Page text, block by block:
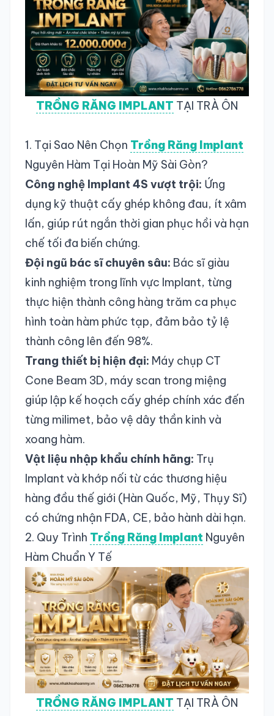
TRỒNG RĂNG IMPLANT TẠI TRÀ ÔN
1. Tại Sao Nên Chọn Trồng Răng Implant
Nguyên Hàm Tại Hoàn Mỹ Sài Gòn?
Công nghệ Implant 4S vượt trội: Ứng
dụng kỹ thuật cấy ghép không đau, ít xâm
lấn, giúp rút ngắn thời gian phục hồi và hạn
chế tối đa biến chứng.
Đội ngũ bác sĩ chuyên sâu: Bác sĩ giàu
kinh nghiệm trong lĩnh vực Implant, từng
thực hiện thành công hàng trăm ca phục
hình toàn hàm phức tạp, đảm bảo tỷ lệ
thành công lên đến 98%.
Trang thiết bị hiện đại: Máy chụp CT
Cone Beam 3D, máy scan trong miệng
giúp lập kế hoạch cấy ghép chính xác đến
từng milimet, bảo vệ dây thần kinh và
xoang hàm.
Vật liệu nhập khẩu chính hãng: Trụ
Implant và khớp nối từ các thương hiệu
hàng đầu thế giới (Hàn Quốc, Mỹ, Thụy Sĩ)
có chứng nhận FDA, CE, bảo hành dài hạn.
2. Quy Trình Trồng Răng Implant Nguyên
Hàm Chuẩn Y Tế
TRỒNG RĂNG IMPLANT TẠI TRÀ ÔN